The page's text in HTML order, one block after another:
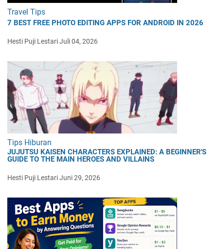
Travel Tips
7 BEST FREE PHOTO EDITING APPS FOR ANDROID IN 2026
Hesti Puji LestariJuli 04, 2026
Tips Hiburan
JUJUTSU KAISEN CHARACTERS EXPLAINED: A BEGINNER'S
GUIDE TO THE MAIN HEROES AND VILLAINS
Hesti Puji LestariJuni 29, 2026